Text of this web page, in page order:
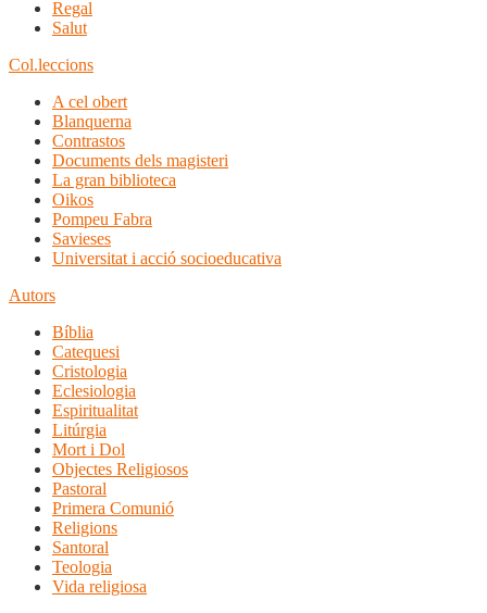
Regal
Salut
Col.leccions
A cel obert
Blanquerna
Contrastos
Documents dels magisteri
La gran biblioteca
Oikos
Pompeu Fabra
Savieses
Universitat i acció socioeducativa
Autors
Bíblia
Catequesi
Cristologia
Eclesiologia
Espiritualitat
Litúrgia
Mort i Dol
Objectes Religiosos
Pastoral
Primera Comunió
Religions
Santoral
Teologia
Vida religiosa